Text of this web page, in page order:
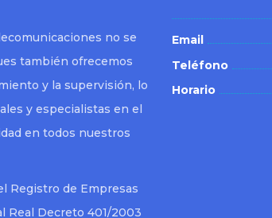
no se
también ofrecemos
y la supervisión, lo
y especialistas en el
en todos nuestros
Registro de Empresas
Real Decreto 401/2003
Email
Teléfono
Horario